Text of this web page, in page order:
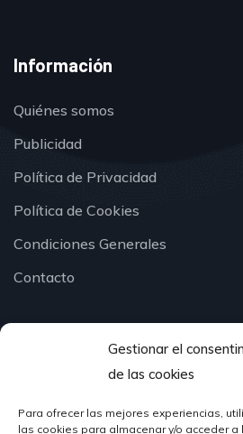
Gestionar el
de las cookies
Para ofrecer las mejores experiencias,
las cookies para almacenar y/o acceder a
Información
Quiénes somos
Publicidad
Política de Privacidad
Política de Cookies
Condiciones Generales
Contacto
¿Hablamos?
624 51 12 10